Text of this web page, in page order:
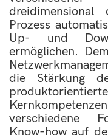
Prozess
Up- und
ermöglichen.
die Stärkung
verschiedene
Know-how auf